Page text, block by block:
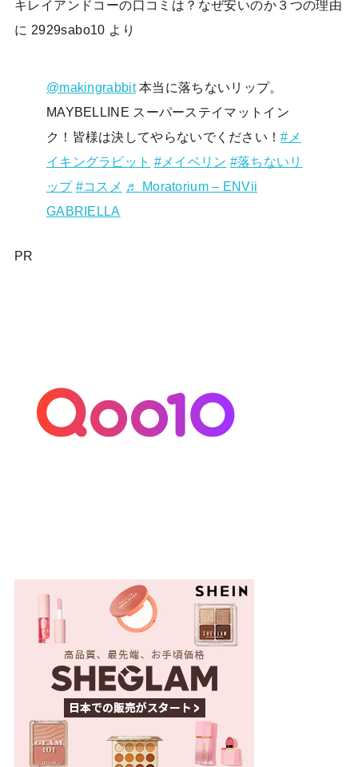
キレイアンドコーの口コミは？なぜ安いのか３つの理由
に 2929sabo10 より
@makingrabbit本当に落ちないリップ。
MAYBELLINE スーパーステイマットイン
ク！皆様は決してやらないでください！#メ
イキングラビット #メイベリン #落ちないリ
ップ #コスメ ♬ Moratorium – ENVii
GABRIELLA
PR